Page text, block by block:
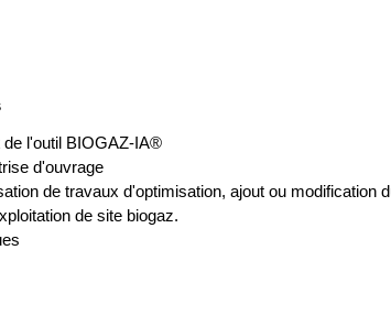
de l'outil BIOGAZ-IA®
d'ouvrage
de travaux d'optimisation, ajout ou modification
de site biogaz.